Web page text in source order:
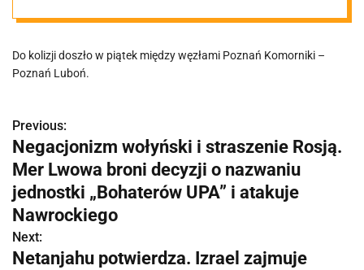
samochód
wjechał w drugi
Do kolizji doszło w piątek między węzłami Poznań Komorniki –
Poznań Luboń.
N
a
w
i
g
Previous:
Negacjonizm wołyński i straszenie Rosją.
Mer Lwowa broni decyzji o nazwaniu
jednostki „Bohaterów UPA” i atakuje
Nawrockiego
Next:
Netanjahu potwierdza. Izrael zajmuje